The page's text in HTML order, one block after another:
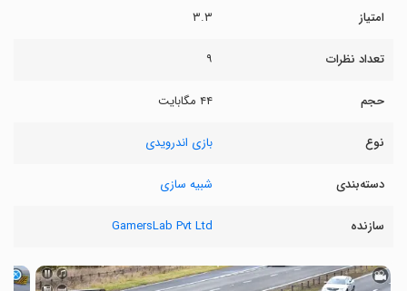
امتیاز ۳.۳
تعداد نظرات ۹
حجم ۴۴ مگابایت
نوع بازی اندرویدی
دسته‌بندی شبیه سازی
سازنده GamersLab Pvt Ltd